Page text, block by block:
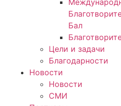
Бал
Цели и задачи
Благодарности
Новости
Новости
СМИ